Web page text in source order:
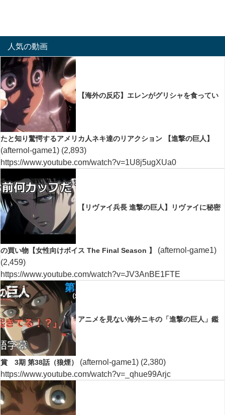
人気の動画
【海外の反応】エレンがグリシャを食ってい
たと知り驚愕するアメリカ人ネキ達のリアクション 【進撃の巨人】
(afternol-game1) (2,893)
https://www.youtube.com/watch?v=1U8j5ugXUa0
【リヴァイ兵長 進撃の巨人】リヴァイに秘密
の買い物【女性向けボイス The Final Season 】
(afternol-game1)
(2,459)
https://www.youtube.com/watch?v=JV3AnBE1FTE
アニメを見ない海外ニキの「進撃の巨人」鑑
賞 3期 第38話（狼煙） (afternol-game1) (2,380)
https://www.youtube.com/watch?v=_qhue99Arjc